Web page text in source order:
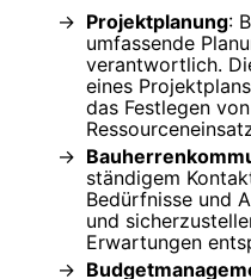
Projektplanung:
umfassende
verantwortlich.
eines
das Festlegen
ständigem
Bedürfnisse und
und
Erwartungen